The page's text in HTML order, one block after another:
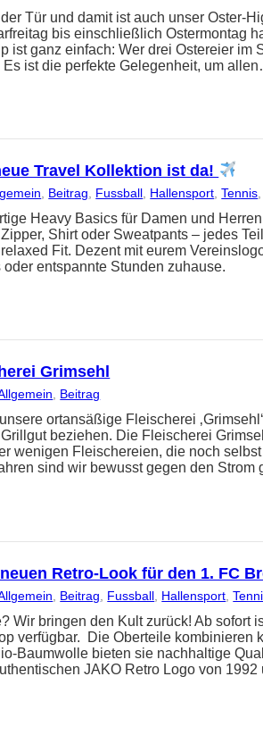
Tür und damit ist auch unser Oster-
bis einschließlich Ostermontag
ist ganz einfach: Wer drei Ostereier im
ist die perfekte Gelegenheit, um
Travel Kollektion ist da!
Beitrag Fussball Hallensport , Tennis
Heavy Basics für Damen und
Shirt oder Sweatpants – jedes
Fit. Dezent mit eurem
entspannte Stunden zuhause.
Grimsehl
, Beitrag
ortansäßige Fleischerei
beziehen. Die Fleischerei
wenigen Fleischereien, die noch
sind wir bewusst gegen den
Retro-Look für den 1. FC
Beitrag Fussball Hallensport ,
Wir bringen den Kult zurück! Ab sofort
verfügbar. Die Oberteile kombinieren
Baumwolle bieten sie nachhaltige
JAKO Retro Logo von